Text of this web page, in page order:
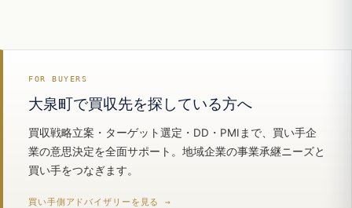
FOR BUYERS
大泉町で買収先を探している方へ
買収戦略立案・ターゲット選定・DD・PMIまで、買い手企
業の意思決定を全面サポート。地域企業の事業承継ニーズと
買い手をつなぎます。
買い手側アドバイザリーを見る →